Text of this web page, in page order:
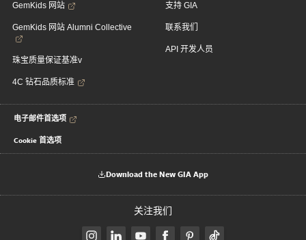
GemKids 网站
GemKids 网站 Alumni Collective
珠宝质量保证基准v
4C 钻石品质标准
支持 GIA
联系我们
API 开发人员
电子邮件首选项
Cookie 首选项
Download the New GIA App
关注我们